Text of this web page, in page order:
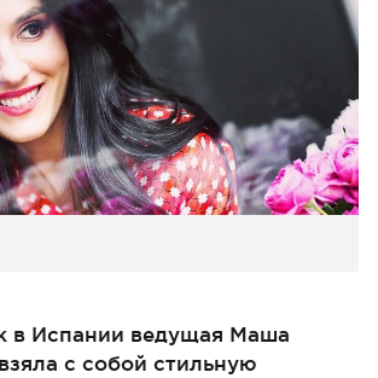
в Испании ведущая Маша
с собой стильную